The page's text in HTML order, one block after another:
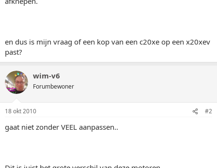
en dus is mijn vraag of een kop van een c20xe op een x20xev
past?
wim-v6
Forumbewoner
18 okt 2010 #2
gaat niet zonder VEEL aanpassen..